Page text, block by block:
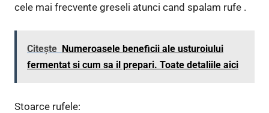
cele mai frecvente greseli atunci cand spalam rufe .
Citește Numeroasele beneficii ale usturoiului
fermentat si cum sa il prepari. Toate detaliile aici
Stoarce rufele: